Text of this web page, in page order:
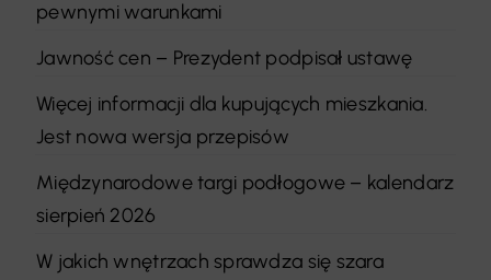
pewnymi warunkami
Jawność cen – Prezydent podpisał ustawę
Więcej informacji dla kupujących mieszkania.
Jest nowa wersja przepisów
Międzynarodowe targi podłogowe – kalendarz
sierpień 2026
W jakich wnętrzach sprawdza się szara